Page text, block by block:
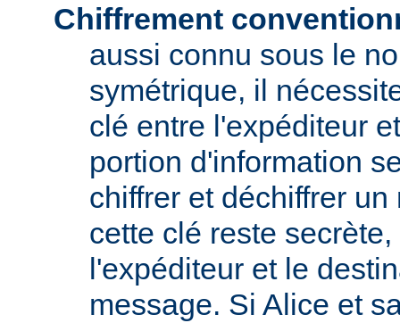
Chiffrement
aussi connu sous le
symétrique, il
clé entre l'expéditeur
portion d'information
chiffrer et déchiffrer
cette clé reste
l'expéditeur et le
message. Si Alice et